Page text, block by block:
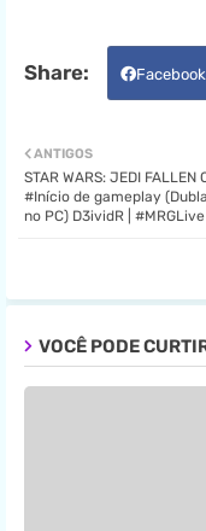
Facebook
ANTIGOS
STAR WARS: JEDI FALLEN
#Início de gameplay
no PC) D3ividR | #MRGLive
VOCÊ PODE